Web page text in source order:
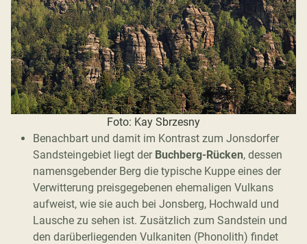
Foto: Kay Sbrzesny
Benachbart und damit im Kontrast zum Jonsdorfer
Sandsteingebiet liegt der Buchberg-Rücken, dessen
namensgebender Berg die typische Kuppe eines der
Verwitterung preisgegebenen ehemaligen Vulkans
aufweist, wie sie auch bei Jonsberg, Hochwald und
Lausche zu sehen ist. Zusätzlich zum Sandstein und
den darüberliegenden Vulkaniten (Phonolith) findet